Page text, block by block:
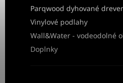
Parqwood dyhované
Vinylové podlahy
Wall&Water - vodeodolné
Doplnky